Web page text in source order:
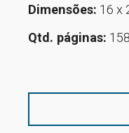
Dimensões: 16 x
Qtd. páginas: 158